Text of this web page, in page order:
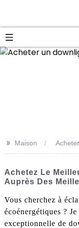
>> Maison
Achetez Le
Auprès Des
Vous cherchez à
écoénergétiques ?
exceptionnelle de